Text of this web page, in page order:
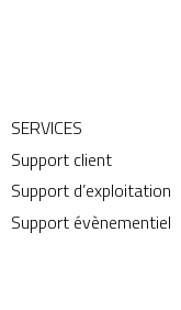
SERVICES
Support client
Support d’exploitation
Support évènementiel